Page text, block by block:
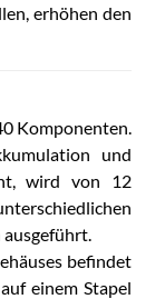
erhöhen den
Komponenten.
und
wird von 12
befindet
einem Stapel